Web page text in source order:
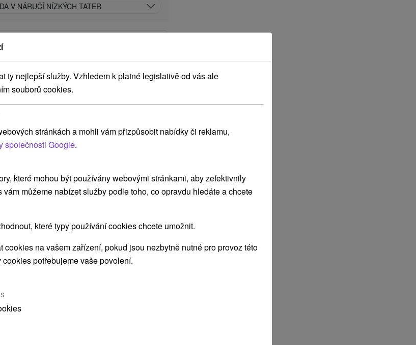
V NÁRUČÍ NÍZKÝCH TATER
SOREA Máj
8,6 (241 recenzí)
Nízké Tatry, při vstupu do Jánské doliny, na
obce Liptovský Ján. Jánska dolina...
ZOBRAZIT
Liptovský Ján
9,0 (130 recenzí)
sportovně-rekondiční centrum,
zasazené do tichého a...
ty nejlepší služby. Vzhledem k platné legislativě od vás ale
souborů cookies.
stránkách a mohli vám přizpůsobit nabídky či reklamu,
společnosti Google.
které mohou být používány webovými stránkami, aby zefektivnily
můžeme nabízet služby podle toho, co opravdu hledáte a chcete
které typy používání cookies chcete umožnit.
cookies na vašem zařízení, pokud jsou nezbytně nutné pro provoz této
potřebujeme vaše povolení.